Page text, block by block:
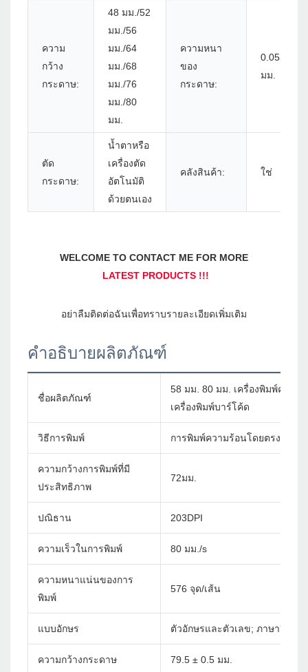
ความ
กว้าง
กระดาษ:
48 มม./52
มม./56
มม./64
มม./68
มม./76
มม./80
มม.
ความหนา
ของ
กระดาษ:
0.053 ~
มม.
ตัด
กระดาษ:
น้ำตาหรือ
เครื่องตัด
อัตโนมัติ
ด้วยตนเอง
คลังสินค้า: ใช่
คำอธิบายผลิตภัณฑ์
ชื่อผลิตภัณฑ์
58 มม. 80 มม. เครื่องพิมพ์ความ
เครื่องพิมพ์บาร์โค้ด
วิธีการพิมพ์ การพิมพ์ความร้อนโดยตรง
ความกว้างการพิมพ์ที่มี
ประสิทธิภาพ
72มม.
ปณิธาน 203DPI
ความเร็วในการพิมพ์ 80 มม./s
ความหนาแน่นของการ
พิมพ์
576 จุด/เส้น
แบบอักษร ตัวอักษรและตัวเลข; ภาษาจีนจี
ความกว้างกระดาษ 79.5 ± 0.5 มม.